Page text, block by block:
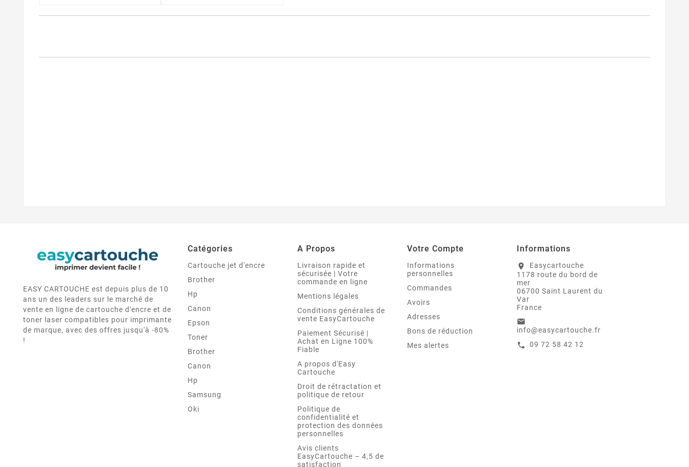
EASY CARTOUCHE est depuis plus de 10
ans un des leaders sur le marché de
vente en ligne de cartouche d'encre et de
toner laser compatibles pour imprimante
de marque, avec des offres jusqu'à -80%
!
Catégories
Cartouche jet d'encre
Brother
Hp
Canon
Epson
Toner
Brother
Canon
Hp
Samsung
Oki
A Propos
Livraison rapide et
sécurisée | Votre
commande en ligne
Mentions légales
Conditions générales de
vente EasyCartouche
Paiement Sécurisé |
Achat en Ligne 100%
Fiable
A propos d'Easy
Cartouche
Droit de rétractation et
politique de retour
Politique de
confidentialité et
protection des données
personnelles
Avis clients
EasyCartouche – 4,5 de
satisfaction
Votre Compte
Informations
personnelles
Commandes
Avoirs
Adresses
Bons de réduction
Mes alertes
Informations
location_on
Easycartouche
1178 route du bord de
mer
06700 Saint Laurent du
Var
France
email
info@easycartouche.fr
call 09 72 58 42 12